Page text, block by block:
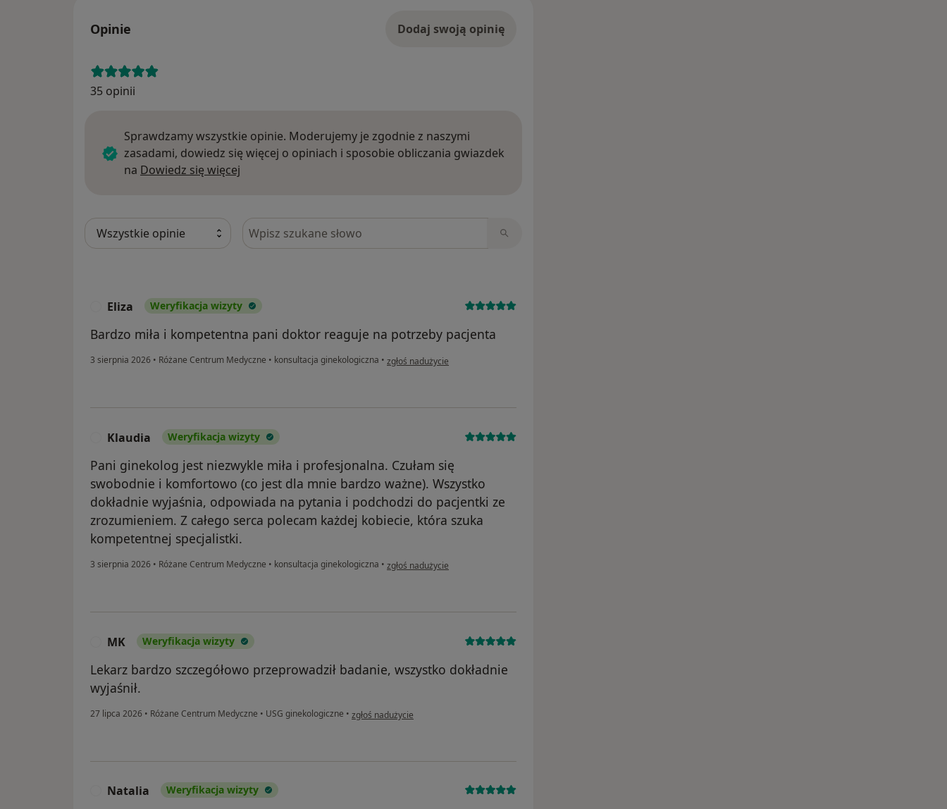
Opinie Dodaj swoją opinię
35 opinii
Sprawdzamy wszystkie opinie. Moderujemy je zgodnie z naszymi
zasadami, dowiedz się więcej o opiniach i sposobie obliczania gwiazdek
na Dowiedz się więcej
Szukaj w opiniach
Eliza Weryfikacja wizyty
Bardzo miła i kompetentna pani doktor reaguje na potrzeby pacjenta
3 sierpnia 2026 • Różane Centrum Medyczne • konsultacja ginekologiczna • w opinii użytkownika Eliza
zgłoś nadużycie
Klaudia Weryfikacja wizyty
Pani ginekolog jest niezwykle miła i profesjonalna. Czułam się
swobodnie i komfortowo (co jest dla mnie bardzo ważne). Wszystko
dokładnie wyjaśnia, odpowiada na pytania i podchodzi do pacjentki ze
zrozumieniem. Z całego serca polecam każdej kobiecie, która szuka
kompetentnej specjalistki.
3 sierpnia 2026 • Różane Centrum Medyczne • konsultacja ginekologiczna • w opinii użytkownika Klaudia
zgłoś nadużycie
MK Weryfikacja wizyty
Lekarz bardzo szczegółowo przeprowadził badanie, wszystko dokładnie
wyjaśnił.
27 lipca 2026 • Różane Centrum Medyczne • USG ginekologiczne • w opinii użytkownika MK
zgłoś nadużycie
Natalia Weryfikacja wizyty